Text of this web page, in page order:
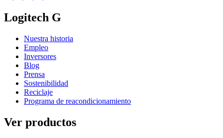
Logitech G
Nuestra historia
Empleo
Inversores
Blog
Prensa
Sostenibilidad
Reciclaje
Programa de reacondicionamiento
Ver productos